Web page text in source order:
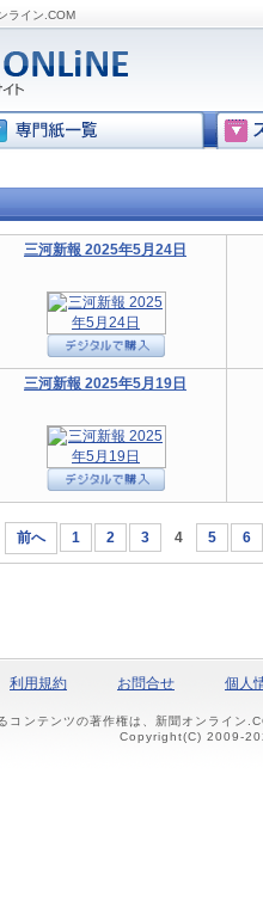
ライン.COM
三河新報 2025年5月24日
三河新報 2025年5月19日
前へ 1 2 3 4 5 6
利用規約 お問合せ 個人
コンテンツの著作権は、新聞オンライン
Copyright(C) 2009-